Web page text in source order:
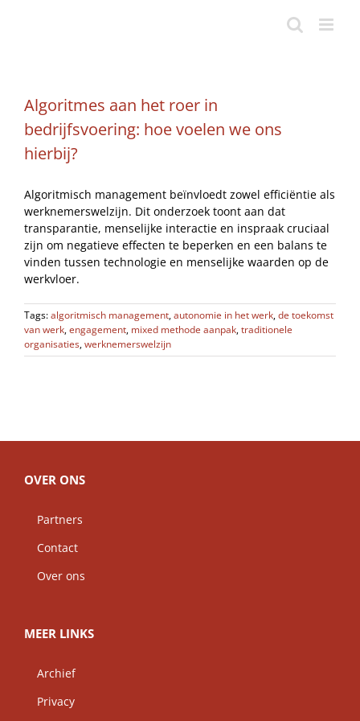
Algoritmes aan het roer in
bedrijfsvoering: hoe voelen we ons
hierbij?
Algoritmisch management beïnvloedt zowel efficiëntie als
werknemerswelzijn. Dit onderzoek toont aan dat
transparantie, menselijke interactie en inspraak cruciaal
zijn om negatieve effecten te beperken en een balans te
vinden tussen technologie en menselijke waarden op de
werkvloer.
Tags:algoritmisch management,autonomie in het werk,de toekomst
van werk,engagement, mixed methode aanpak,traditionele
organisaties,werknemerswelzijn
OVER ONS
Partners
Contact
Over ons
MEER LINKS
Archief
Privacy